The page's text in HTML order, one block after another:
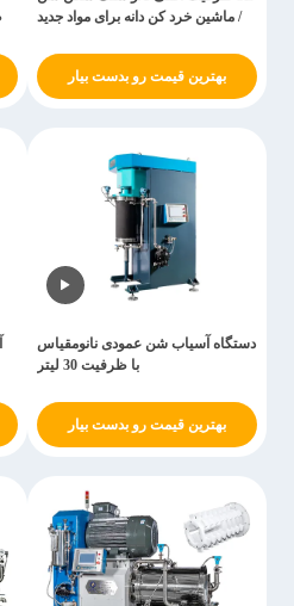
/ ماشین خرد کن دانه برای مواد جدید
بهترین قیمت رو بدست بیار
دستگاه آسیاب شن عمودی نانومقیاس
با ظرفیت 30 لیتر
بهترین قیمت رو بدست بیار